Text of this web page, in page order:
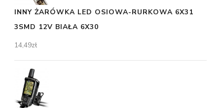
INNY ŻARÓWKA LED OSIOWA-RURKOWA 6X31
3SMD 12V BIAŁA 6X30
14,49zł